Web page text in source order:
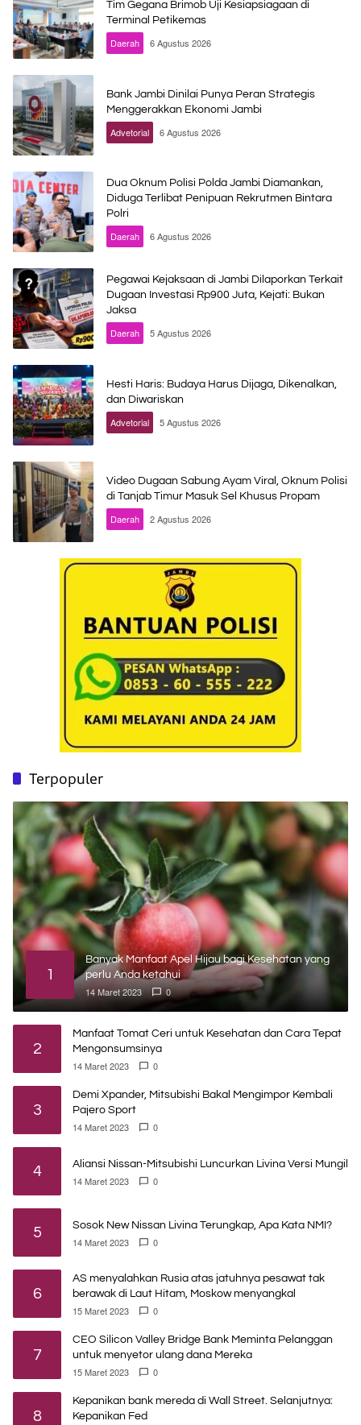
Tim Gegana Brimob Uji Kesiapsiagaan di
Terminal Petikemas
Daerah 6 Agustus 2026
Bank Jambi Dinilai Punya Peran Strategis
Menggerakkan Ekonomi Jambi
Advetorial 6 Agustus 2026
Dua Oknum Polisi Polda Jambi Diamankan,
Diduga Terlibat Penipuan Rekrutmen Bintara
Polri
Daerah 6 Agustus 2026
Pegawai Kejaksaan di Jambi Dilaporkan Terkait
Dugaan Investasi Rp900 Juta, Kejati: Bukan
Jaksa
Daerah 5 Agustus 2026
Hesti Haris: Budaya Harus Dijaga, Dikenalkan,
dan Diwariskan
Advetorial 5 Agustus 2026
Video Dugaan Sabung Ayam Viral, Oknum Polisi
di Tanjab Timur Masuk Sel Khusus Propam
Daerah 2 Agustus 2026
Terpopuler
1
Banyak Manfaat Apel Hijau bagi Kesehatan yang
perlu Anda ketahui
14 Maret 2023 0
2
Manfaat Tomat Ceri untuk Kesehatan dan Cara Tepat
Mengonsumsinya
14 Maret 2023 0
3
Demi Xpander, Mitsubishi Bakal Mengimpor Kembali
Pajero Sport
14 Maret 2023 0
4 Aliansi Nissan-Mitsubishi Luncurkan Livina Versi Mungil
14 Maret 2023 0
5 Sosok New Nissan Livina Terungkap, Apa Kata NMI?
14 Maret 2023 0
6
AS menyalahkan Rusia atas jatuhnya pesawat tak
berawak di Laut Hitam, Moskow menyangkal
15 Maret 2023 0
7
CEO Silicon Valley Bridge Bank Meminta Pelanggan
untuk menyetor ulang dana Mereka
15 Maret 2023 0
8
Kepanikan bank mereda di Wall Street. Selanjutnya:
Kepanikan Fed